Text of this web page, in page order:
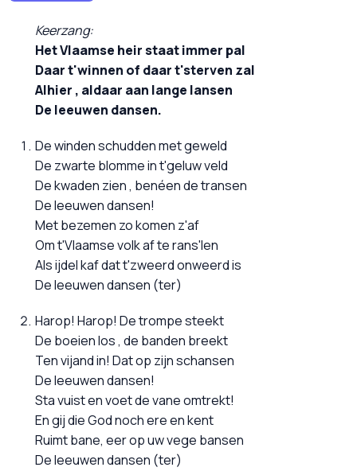
Keerzang:
Het Vlaamse heir staat immer pal
Daar t'winnen of daar t'sterven zal
Alhier , aldaar aan lange lansen
De leeuwen dansen.
De winden schudden met geweld
De zwarte blomme in t'geluw veld
De kwaden zien , benéen de transen
De leeuwen dansen!
Met bezemen zo komen z'af
Om t'Vlaamse volk af te rans'len
Als ijdel kaf dat t'zweerd onweerd is
De leeuwen dansen (ter)
Harop! Harop! De trompe steekt
De boeien los , de banden breekt
Ten vijand in! Dat op zijn schansen
De leeuwen dansen!
Sta vuist en voet de vane omtrekt!
En gij die God noch ere en kent
Ruimt bane, eer op uw vege bansen
De leeuwen dansen (ter)